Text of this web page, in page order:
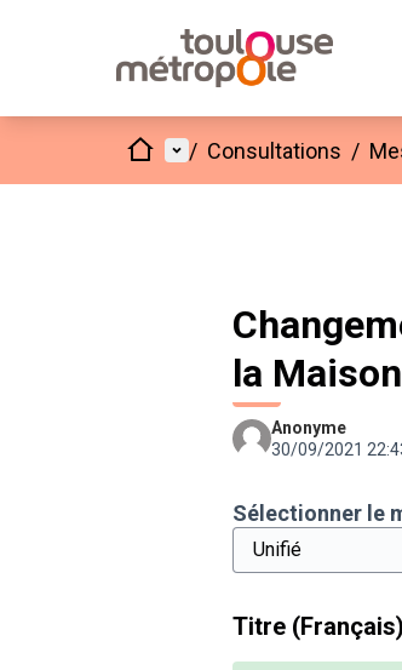
AccueilMenu principal
/ Consultations /
la
Anonyme
30/09/2021
Sélectionner le
Titre (Français)